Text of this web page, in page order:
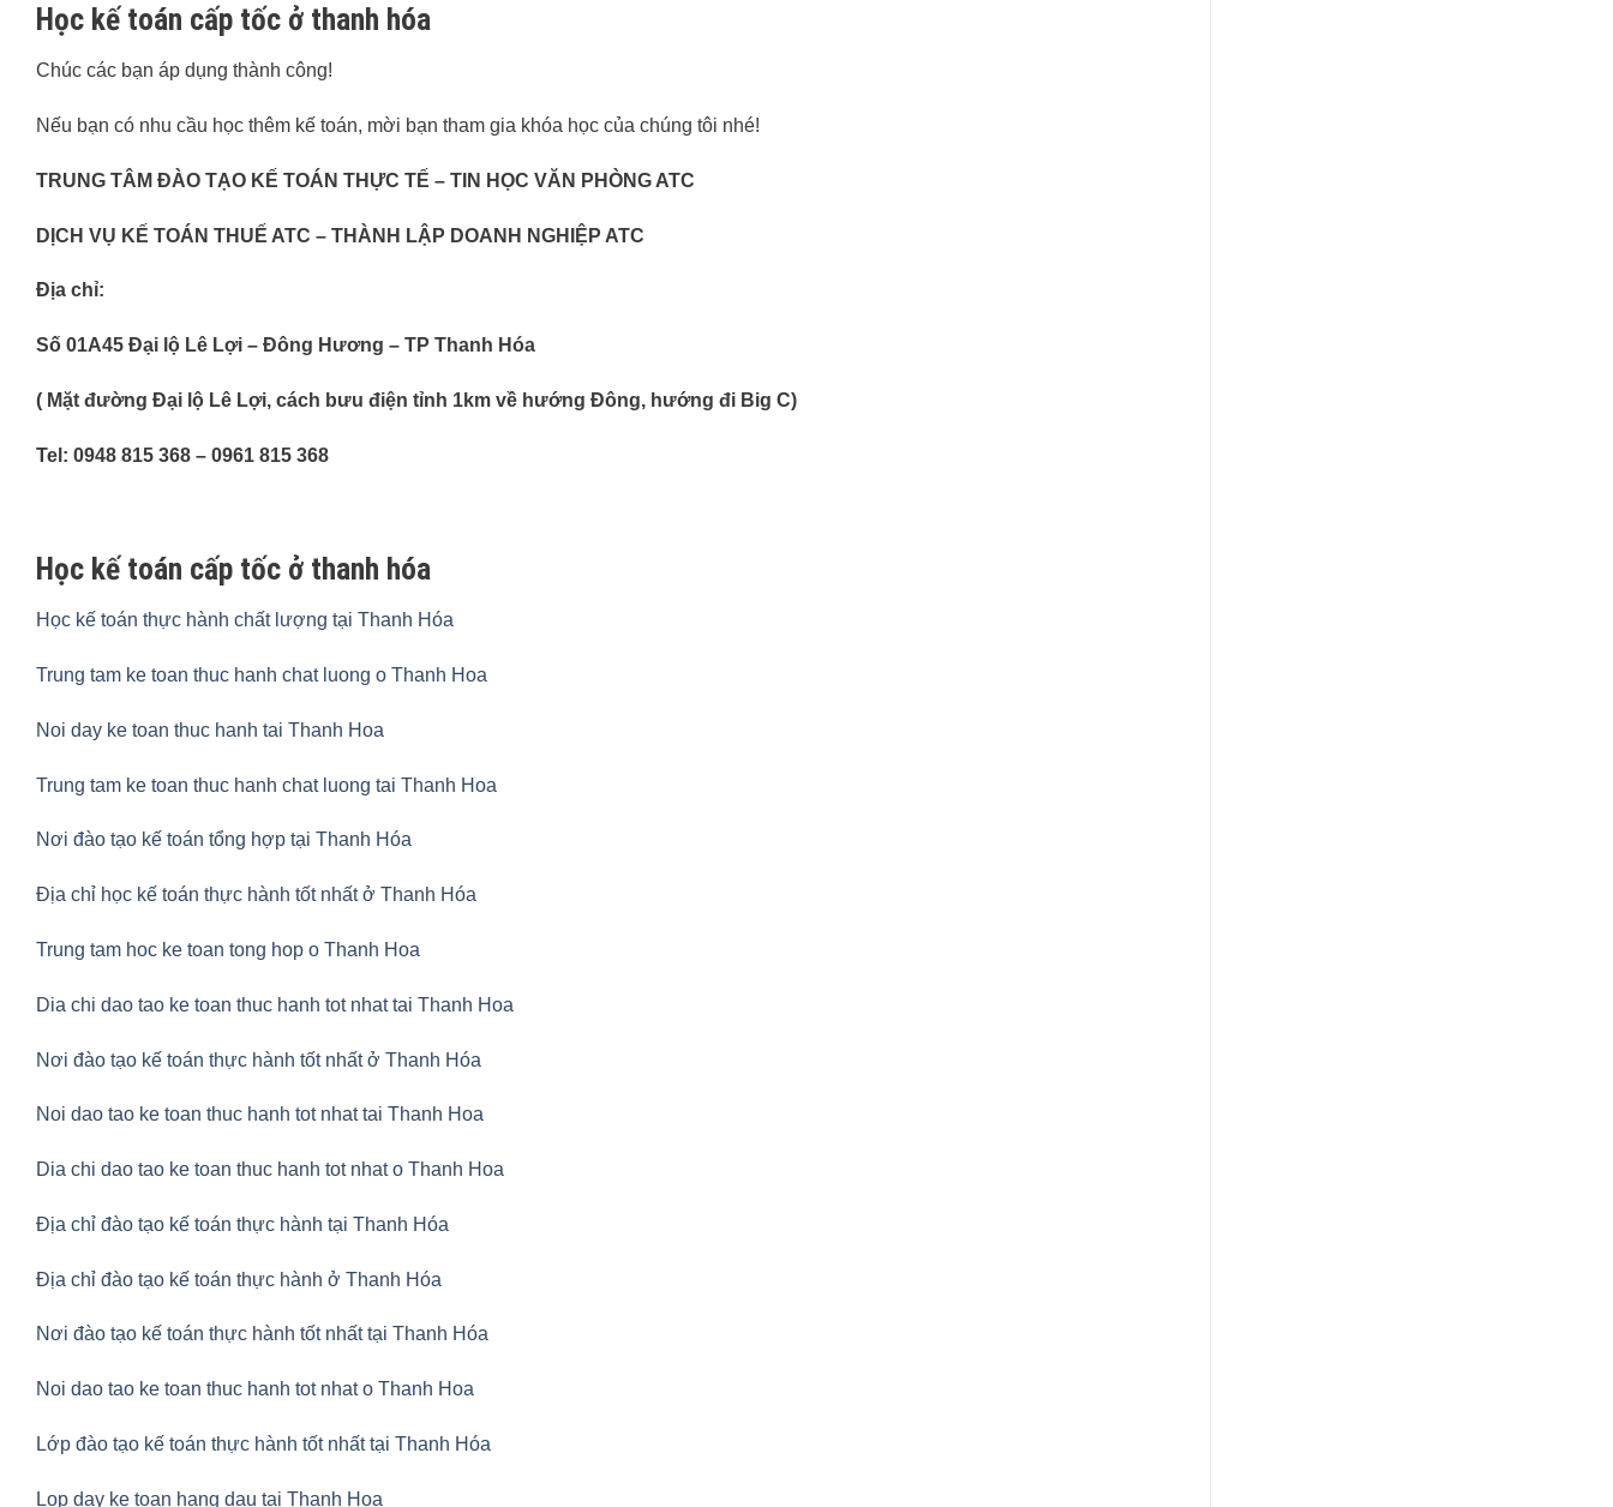
Học kế toán cấp tốc ở thanh hóa
Chúc các bạn áp dụng thành công!
Nếu bạn có nhu cầu học thêm kế toán, mời bạn tham gia khóa học của chúng tôi nhé!
TRUNG TÂM ĐÀO TẠO KẾ TOÁN THỰC TẾ – TIN HỌC VĂN PHÒNG ATC
DỊCH VỤ KẾ TOÁN THUẾ ATC – THÀNH LẬP DOANH NGHIỆP ATC
Địa chỉ:
Số 01A45 Đại lộ Lê Lợi – Đông Hương – TP Thanh Hóa
( Mặt đường Đại lộ Lê Lợi, cách bưu điện tỉnh 1km về hướng Đông, hướng đi Big C)
Tel: 0948 815 368 – 0961 815 368
Học kế toán cấp tốc ở thanh hóa
Học kế toán thực hành chất lượng tại Thanh Hóa
Trung tam ke toan thuc hanh chat luong o Thanh Hoa
Noi day ke toan thuc hanh tai Thanh Hoa
Trung tam ke toan thuc hanh chat luong tai Thanh Hoa
Nơi đào tạo kế toán tổng hợp tại Thanh Hóa
Địa chỉ học kế toán thực hành tốt nhất ở Thanh Hóa
Trung tam hoc ke toan tong hop o Thanh Hoa
Dia chi dao tao ke toan thuc hanh tot nhat tai Thanh Hoa
Nơi đào tạo kế toán thực hành tốt nhất ở Thanh Hóa
Noi dao tao ke toan thuc hanh tot nhat tai Thanh Hoa
Dia chi dao tao ke toan thuc hanh tot nhat o Thanh Hoa
Địa chỉ đào tạo kế toán thực hành tại Thanh Hóa
Địa chỉ đào tạo kế toán thực hành ở Thanh Hóa
Nơi đào tạo kế toán thực hành tốt nhất tại Thanh Hóa
Noi dao tao ke toan thuc hanh tot nhat o Thanh Hoa
Lớp đào tạo kế toán thực hành tốt nhất tại Thanh Hóa
Lop day ke toan hang dau tai Thanh Hoa